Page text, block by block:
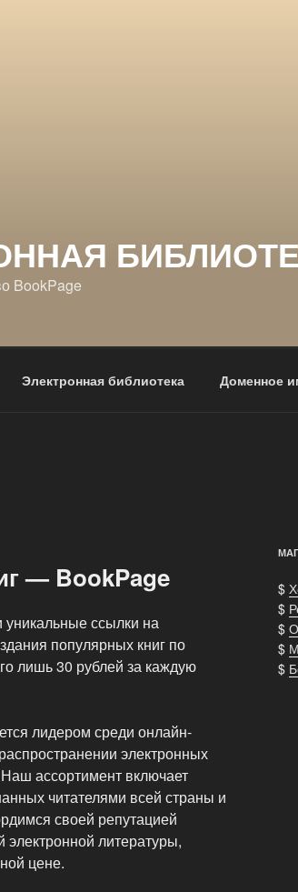
BookPage
Электронная библиотека Доменное
— BookPage
уникальные ссылки на
популярных книг по
лишь 30 рублей за каждую
лидером среди онлайн-
электронных
ассортимент включает
читателями всей страны и
своей репутацией
электронной литературы,
цене.
$
$
$
$
$